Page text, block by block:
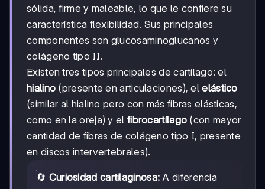
sólida, firme y maleable, lo que le confiere su
característica flexibilidad. Sus principales
componentes son glucosaminoglucanos y
colágeno tipo II.
Existen tres tipos principales de cartílago: el
hialino (presente en articulaciones), elelástico
(similar al hialino pero con más fibras elásticas,
como en la oreja) y el fibrocartílago (con mayor
cantidad de fibras de colágeno tipo I, presente
en discos intervertebrales).
🔄 Curiosidad cartilaginosa: A diferencia